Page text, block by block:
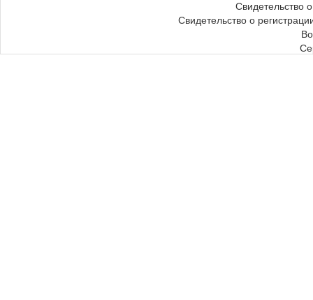
Свидетельство
Свидетельство о